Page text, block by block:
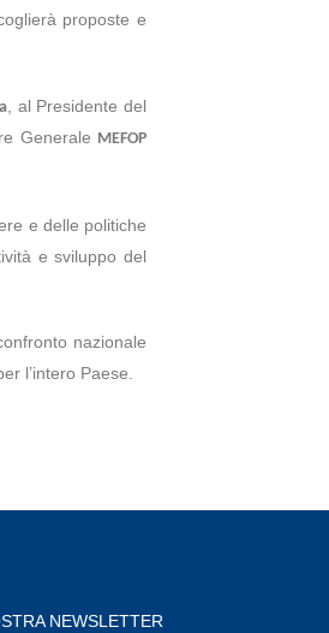
proposte e
, al Presidente del
Generale MEFOP
e delle politiche
e sviluppo del
nazionale
l’intero Paese.
NEWSLETTER